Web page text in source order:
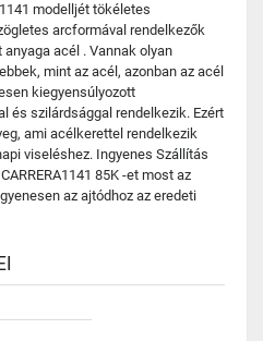
modelljét tökéletes
arcformával rendelkezők
acél . Vannak olyan
mint az acél, azonban az acél
kiegyensúlyozott
és szilárdsággal rendelkezik. Ezért
ami acélkerettel rendelkezik
viseléshez. Ingyenes Szállítás
85K -et most az
az ajtódhoz az eredeti